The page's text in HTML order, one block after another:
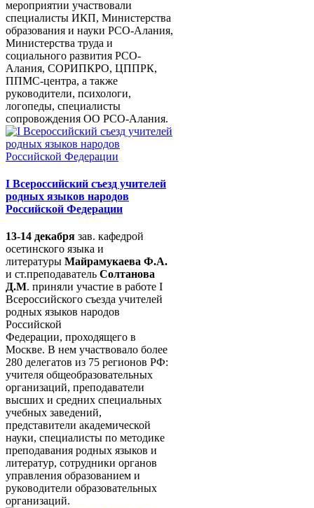
мероприятии участвовали
специалисты ИКП, Министерства
образования и науки РСО-Алания,
Министерства труда и
социального развития РСО-
Алания, СОРИПКРО, ЦППРК,
ППМС-центра, а также
руководители, психологи,
логопеды, специалисты
сопровождения ОО РСО-Алания.
I Всероссийский съезд учителей
родных языков народов
Российской Федерации
13-14 декабря зав. кафедрой
осетинского языка и
литературы Майрамукаева Ф.А.
и ст.преподаватель Солтанова
Д.М. приняли участие в работе I
Всероссийского съезда учителей
родных языков народов
Российской
Федерации, проходящего в
Москве. В нем участвовало более
280 делегатов из 75 регионов РФ:
учителя общеобразовательных
организаций, преподаватели
высших и средних специальных
учебных заведений,
представители академической
науки, специалисты по методике
преподавания родных языков и
литератур, сотрудники органов
управления образованием и
руководители образовательных
организаций.